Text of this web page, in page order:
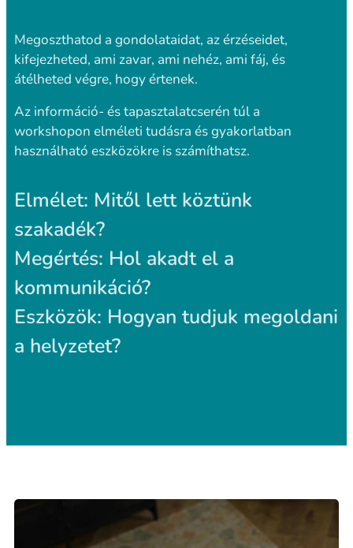
Megoszthatod a gondolataidat, az érzéseidet,
kifejezheted, ami zavar, ami nehéz, ami fáj, és
átélheted végre, hogy értenek.
Az információ- és tapasztalatcserén túl a
workshopon elméleti tudásra és gyakorlatban
használható eszközökre is számíthatsz.
Elmélet: Mitől lett köztünk
szakadék?
Megértés: Hol akadt el a
kommunikáció?
Eszközök: Hogyan tudjuk megoldani
a helyzetet?